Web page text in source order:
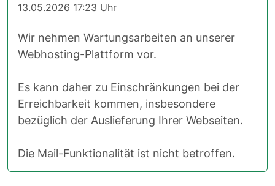
13.05.2026 17:23 Uhr
Wir nehmen Wartungsarbeiten an unserer
Webhosting-Plattform vor.
Es kann daher zu Einschränkungen bei der
Erreichbarkeit kommen, insbesondere
bezüglich der Auslieferung Ihrer Webseiten.
Die Mail-Funktionalität ist nicht betroffen.